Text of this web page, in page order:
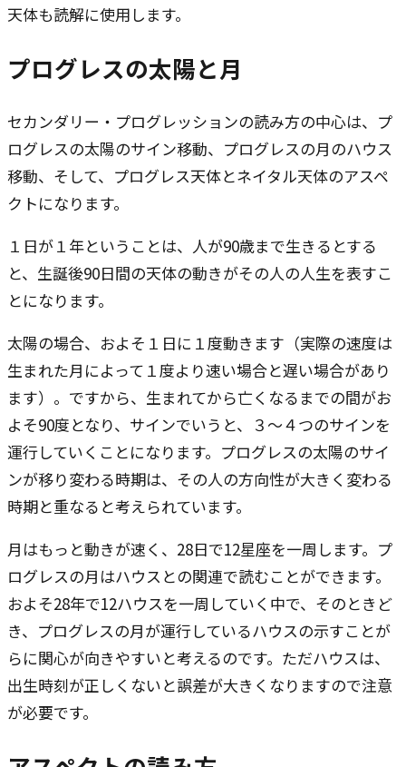
天体も読解に使用します。
プログレスの太陽と月
セカンダリー・プログレッションの読み方の中心は、プ
ログレスの太陽のサイン移動、プログレスの月のハウス
移動、そして、プログレス天体とネイタル天体のアスペ
クトになります。
１日が１年ということは、人が90歳まで生きるとする
と、生誕後90日間の天体の動きがその人の人生を表すこ
とになります。
太陽の場合、およそ１日に１度動きます（実際の速度は
生まれた月によって１度より速い場合と遅い場合があり
ます）。ですから、生まれてから亡くなるまでの間がお
よそ90度となり、サインでいうと、３～４つのサインを
運行していくことになります。プログレスの太陽のサイ
ンが移り変わる時期は、その人の方向性が大きく変わる
時期と重なると考えられています。
月はもっと動きが速く、28日で12星座を一周します。プ
ログレスの月はハウスとの関連で読むことができます。
およそ28年で12ハウスを一周していく中で、そのときど
き、プログレスの月が運行しているハウスの示すことが
らに関心が向きやすいと考えるのです。ただハウスは、
出生時刻が正しくないと誤差が大きくなりますので注意
が必要です。